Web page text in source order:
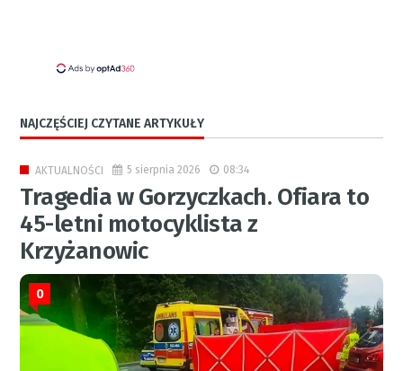
NAJCZĘŚCIEJ CZYTANE ARTYKUŁY
AKTUALNOŚCI 5 sierpnia 2026 08:34
Tragedia w Gorzyczkach. Ofiara to
45-letni motocyklista z
Krzyżanowic
0